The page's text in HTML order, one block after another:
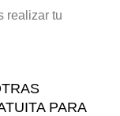
realizar tu
PARA